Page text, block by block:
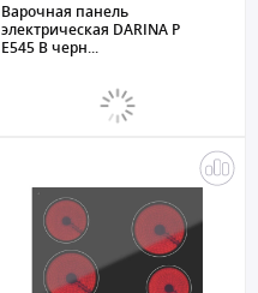
Варочная панель
электрическая DARINA P
E545 B черн...